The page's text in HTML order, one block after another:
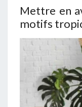
Mettre en
motifs